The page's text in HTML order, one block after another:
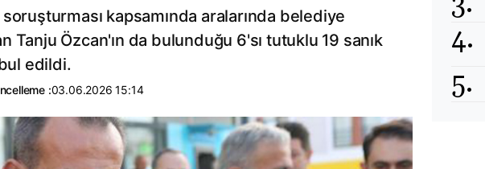
kapsamında aralarında belediye
Tanju Özcan'ın da bulunduğu 6'sı tutuklu 19 sanık
edildi.
:03.06.2026 15:14